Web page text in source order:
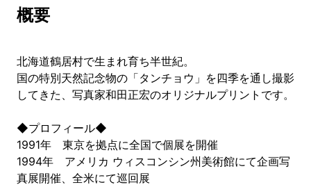
概要
北海道鶴居村で生まれ育ち半世紀。
国の特別天然記念物の「タンチョウ」を四季を通し撮影
してきた、写真家和田正宏のオリジナルプリントです。
◆プロフィール◆
1991年 東京を拠点に全国で個展を開催
1994年 アメリカ ウィスコンシン州美術館にて企画写
真展開催、全米にて巡回展